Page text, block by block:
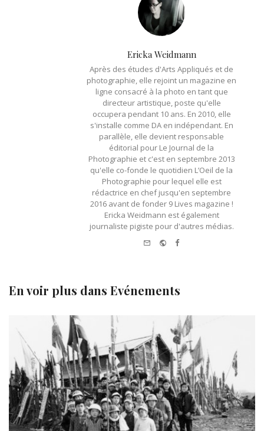
Ericka Weidmann
Après des études d'Arts Appliqués et de
photographie, elle rejoint un magazine en
ligne consacré à la photo en tant que
directeur artistique, poste qu'elle
occupera pendant 10 ans. En 2010, elle
s'installe comme DA en indépendant. En
parallèle, elle devient responsable
éditorial pour Le Journal de la
Photographie et c'est en septembre 2013
qu'elle co-fonde le quotidien L’Oeil de la
Photographie pour lequel elle est
rédactrice en chef jusqu'en septembre
2016 avant de fonder 9 Lives magazine !
Ericka Weidmann est également
journaliste pigiste pour d'autres médias.
Website
Facebook
En voir plus dans Evénements